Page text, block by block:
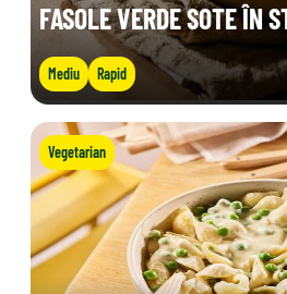
FASOLE VERDE SOTE ÎN
Mediu Rapid
Vegetarian